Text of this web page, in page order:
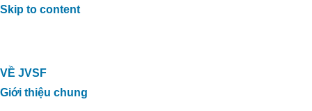
Skip to content
VỀ JVSF
Giới thiệu chung